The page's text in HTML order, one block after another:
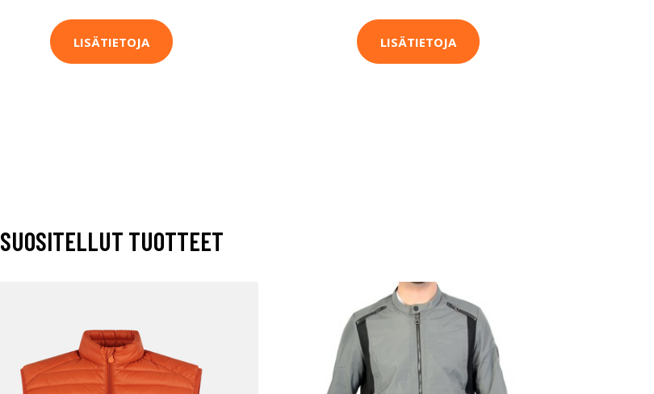
LISÄTIETOJA LISÄTIETOJA
SUOSITELLUT TUOTTEET